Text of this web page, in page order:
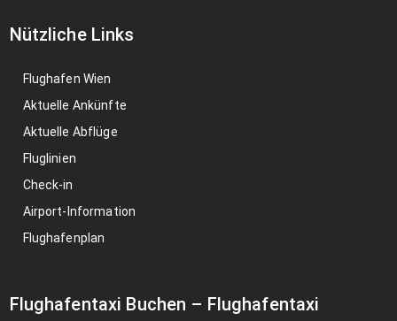
Nützliche Links
Flughafen Wien
Aktuelle Ankünfte
Aktuelle Abflüge
Fluglinien
Check-in
Airport-Information
Flughafenplan
Flughafentaxi Buchen – Flughafentaxi